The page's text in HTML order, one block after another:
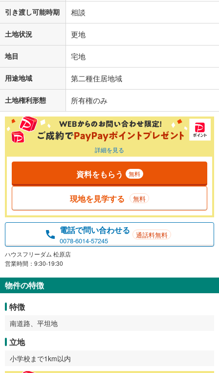
引き渡し可能時期 相談
土地状況 更地
地目 宅地
用途地域 第二種住居地域
土地権利形態 所有権のみ
詳細を見る
資料をもらう 無料
現地を見学する 無料
電話で問い合わせる
0078-6014-57245
通話料無料
ハウスフリーダム 松原店
営業時間：9:30-19:30
物件の特徴
特徴
南道路、平坦地
立地
小学校まで1km以内